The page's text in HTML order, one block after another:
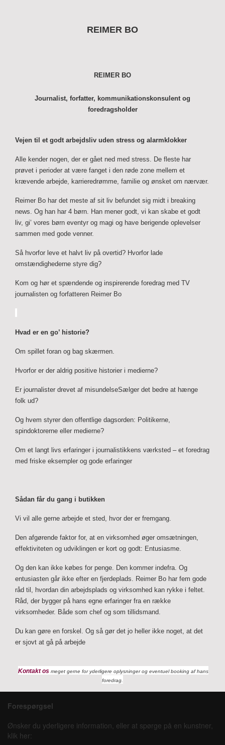
REIMER BO
REIMER BO
Journalist, forfatter, kommunikationskonsulent og
foredragsholder
Vejen til et godt arbejdsliv uden stress og alarmklokker
Alle kender nogen, der er gået ned med stress. De fleste har
prøvet i perioder at være fanget i den røde zone mellem et
krævende arbejde, karrieredrømme, familie og ønsket om nærvær.
Reimer Bo har det meste af sit liv befundet sig midt i breaking
news. Og han har 4 børn. Han mener godt, vi kan skabe et godt
liv, gi’ vores børn eventyr og magi og have berigende oplevelser
sammen med gode venner.
Så hvorfor leve et halvt liv på overtid? Hvorfor lade
omstændighederne styre dig?
Kom og hør et spændende og inspirerende foredrag med TV
journalisten og forfatteren Reimer Bo
Hvad er en go’ historie?
Om spillet foran og bag skærmen.
Hvorfor er der aldrig positive historier i medierne?
Er journalister drevet af misundelseSælger det bedre at hænge
folk ud?
Og hvem styrer den offentlige dagsorden: Politikerne,
spindoktorerne eller medierne?
Om et langt livs erfaringer i journalistikkens værksted – et foredrag
med friske eksempler og gode erfaringer
Sådan får du gang i butikken
Vi vil alle gerne arbejde et sted, hvor der er fremgang.
Den afgørende faktor for, at en virksomhed øger omsætningen,
effektiviteten og udviklingen er kort og godt: Entusiasme.
Og den kan ikke købes for penge. Den kommer indefra. Og
entusiasten går ikke efter en fjerdeplads. Reimer Bo har fem gode
råd til, hvordan din arbejdsplads og virksomhed kan rykke i feltet.
Råd, der bygger på hans egne erfaringer fra en række
virksomheder. Både som chef og som tillidsmand.
Du kan gøre en forskel. Og så gør det jo heller ikke noget, at det
er sjovt at gå på arbejde
Kontakt os meget gerne for yderligere oplysninger og eventuel booking af hans
foredrag.
Forespørgsel
Ønsker du yderligere information, eller at spørge på en kunstner,
klik her: